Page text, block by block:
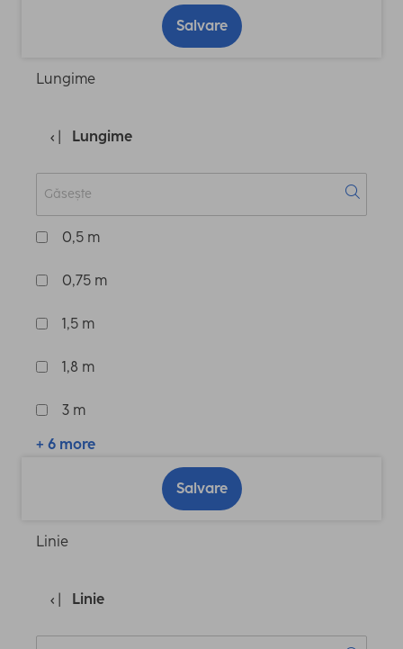
Salvare
Lungime
Lungime
0,5 m
0,75 m
1,5 m
1,8 m
3 m
+ 6 more
Salvare
Linie
Linie